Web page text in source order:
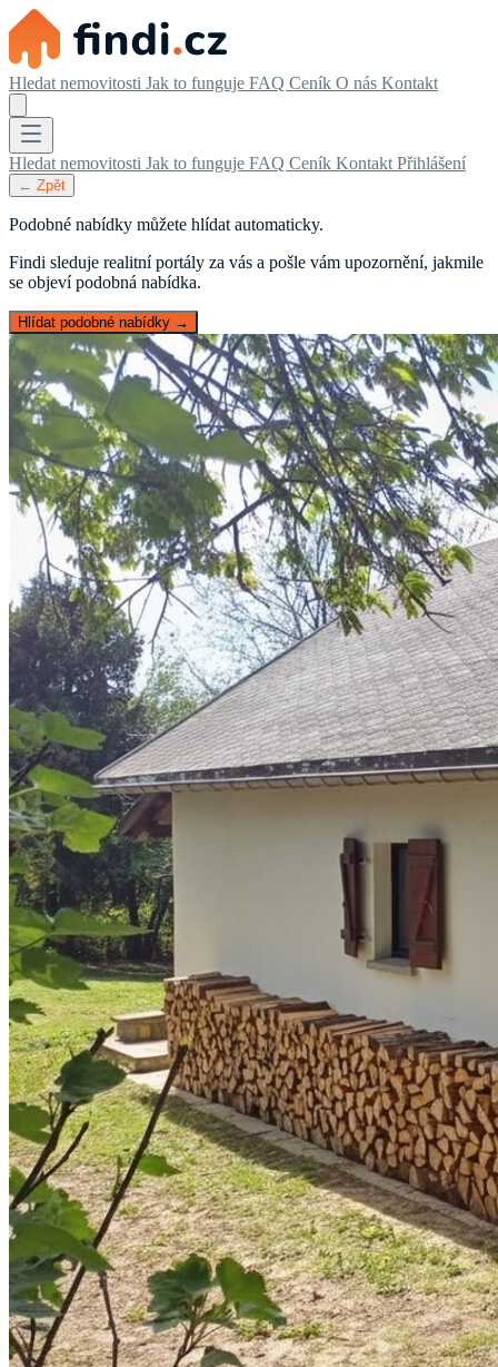
Hledat nemovitosti Jak to funguje FAQ Ceník O nás Kontakt
Hledat nemovitosti Jak to funguje FAQ Ceník Kontakt Přihlášení
← Zpět
Podobné nabídky můžete hlídat automaticky.
Findi sleduje realitní portály za vás a pošle vám upozornění, jakmile
se objeví podobná nabídka.
Hlídat podobné nabídky →